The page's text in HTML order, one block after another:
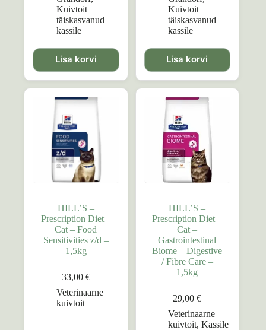
Kuivtoit
täiskasvanud
kassile
Lisa korvi
Kuivtoit
täiskasvanud
kassile
Lisa korvi
HILL’S –
Prescription Diet –
Cat – Food
Sensitivities z/d –
1,5kg
33,00 €
Veterinaarne
kuivtoit
HILL’S –
Prescription Diet –
Cat –
Gastrointestinal
Biome – Digestive
/ Fibre Care –
1,5kg
29,00€
Veterinaarne
kuivtoit, Kassile